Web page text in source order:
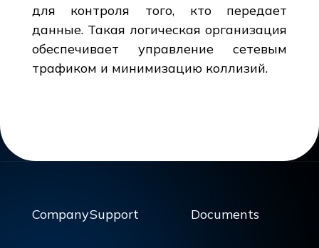
для контроля того, кто передает
данные. Такая логическая организация
обеспечивает управление сетевым
трафиком и минимизацию коллизий.
CompanySupport Documents